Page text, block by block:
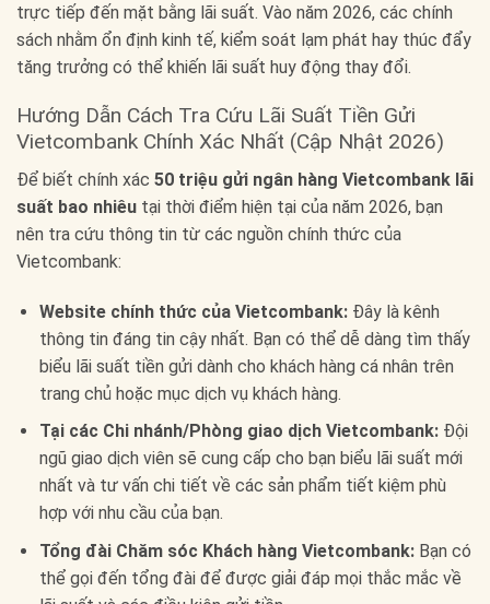
trực tiếp đến mặt bằng lãi suất. Vào năm 2026, các chính
sách nhằm ổn định kinh tế, kiểm soát lạm phát hay thúc đẩy
tăng trưởng có thể khiến lãi suất huy động thay đổi.
Hướng Dẫn Cách Tra Cứu Lãi Suất Tiền Gửi
Vietcombank Chính Xác Nhất (Cập Nhật 2026)
Để biết chính xác 50 triệu gửi ngân hàng Vietcombank lãi
suất bao nhiêu tại thời điểm hiện tại của năm 2026, bạn
nên tra cứu thông tin từ các nguồn chính thức của
Vietcombank:
Website chính thức của Vietcombank:Đây là kênh
thông tin đáng tin cậy nhất. Bạn có thể dễ dàng tìm thấy
biểu lãi suất tiền gửi dành cho khách hàng cá nhân trên
trang chủ hoặc mục dịch vụ khách hàng.
Tại các Chi nhánh/Phòng giao dịch Vietcombank:Đội
ngũ giao dịch viên sẽ cung cấp cho bạn biểu lãi suất mới
nhất và tư vấn chi tiết về các sản phẩm tiết kiệm phù
hợp với nhu cầu của bạn.
Tổng đài Chăm sóc Khách hàng Vietcombank:Bạn có
thể gọi đến tổng đài để được giải đáp mọi thắc mắc về